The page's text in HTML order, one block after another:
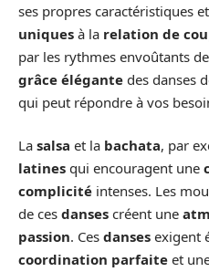
ses propres caractéristiques
uniques à la relation de
par les rythmes envoûtants
grâce élégante des danses
qui peut répondre à vos
La salsa et la bachata, par
latines qui encouragent une
complicité intenses. Les
de ces danses créent une
passion. Ces danses exigent
coordination parfaite et